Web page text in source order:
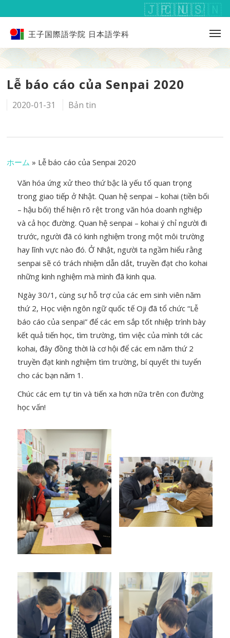
王子国際語学院 日本語学科
Lễ báo cáo của Senpai 2020
2020-01-31 Bản tin
ホーム » Lễ báo cáo của Senpai 2020
Văn hóa ứng xử theo thứ bậc là yếu tố quan trọng
trong giao tiếp ở Nhật. Quan hệ senpai – kohai (tiền bối
– hậu bối) thể hiện rõ rệt trong văn hóa doanh nghiệp
và cả học đường. Quan hệ senpai – kohai ý chỉ người đi
trước, người đã có kinh nghiệm trong một môi trường
hay lĩnh vực nào đó. Ở Nhật, người ta ngầm hiểu rằng
senpai sẽ có trách nhiệm dẫn dắt, truyền đạt cho kohai
những kinh nghiệm mà mình đã kinh qua.
Ngày 30/1, cùng sự hỗ trợ của các em sinh viên năm
thứ 2, Học viện ngôn ngữ quốc tế Oji đã tổ chức “Lễ
báo cáo của senpai” để các em sắp tốt nhiệp trình bày
kết quả tiến học, tìm trường, tìm việc của mình tới các
kohai, đây đồng thời là cơ hội để các em năm thứ 2
truyền đạt kinh nghiệm tìm trường, bí quyết thi tuyển
cho các bạn năm 1.
Chúc các em tự tin và tiến xa hơn nữa trên con đường
học vấn!